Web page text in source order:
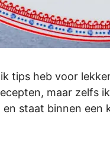
tips heb voor
maar zelfs
staat binnen